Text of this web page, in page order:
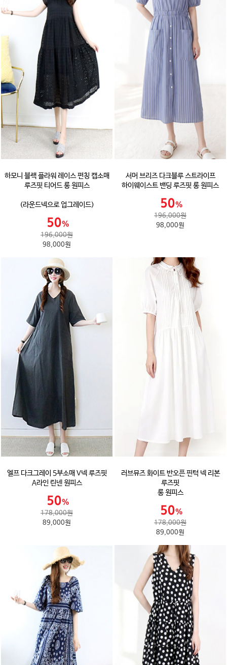
하모니 블랙 플라워 레이스 펀칭 캡소매
루즈핏 티어드 롱 원피스
(라운드넥으로 업그레이드)
196,000원
98,000원
서머 브리즈 다크블루 스트라이프
하이웨이스트 밴딩 루즈핏 롱 원피스
196,000원
98,000원
엘프 다크그레이 5부소매 V넥 루즈핏
A라인 린넨 원피스
178,000원
89,000원
러브뮤즈 화이트 반오픈 핀턱 넥 리본
루즈핏
롱 원피스
178,000원
89,000원